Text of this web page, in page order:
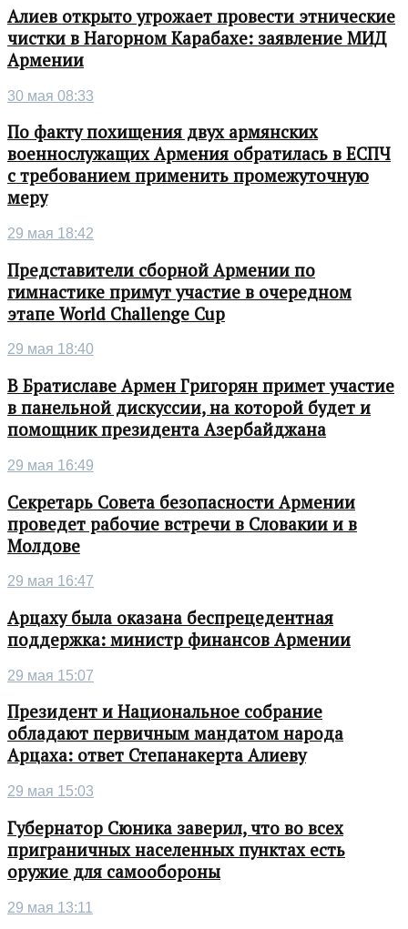
Алиев открыто угрожает провести этнические
чистки в Нагорном Карабахе: заявление МИД
Армении
30 мая 08:33
По факту похищения двух армянских
военнослужащих Армения обратилась в ЕСПЧ
с требованием применить промежуточную
меру
29 мая 18:42
Представители сборной Армении по
гимнастике примут участие в очередном
этапе World Challenge Cup
29 мая 18:40
В Братиславе Армен Григорян примет участие
в панельной дискуссии, на которой будет и
помощник президента Азербайджана
29 мая 16:49
Секретарь Совета безопасности Армении
проведет рабочие встречи в Словакии и в
Молдове
29 мая 16:47
Арцаху была оказана беспрецедентная
поддержка: министр финансов Армении
29 мая 15:07
Президент и Национальное собрание
обладают первичным мандатом народа
Арцаха: ответ Степанакерта Алиеву
29 мая 15:03
Губернатор Сюника заверил, что во всех
приграничных населенных пунктах есть
оружие для самообороны
29 мая 13:11